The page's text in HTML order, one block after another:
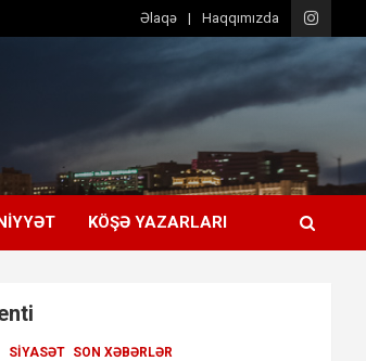
Əlaqə Haqqımızda
KÖŞƏ YAZARLARI
SIYASƏT SON XƏBƏRLƏR